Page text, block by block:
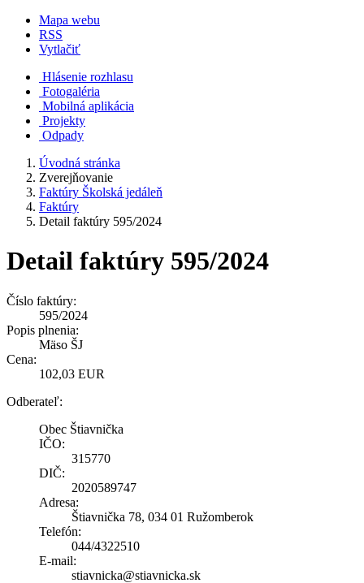
Mapa webu
RSS
Vytlačiť
Hlásenie rozhlasu
Fotogaléria
Mobilná aplikácia
Projekty
Odpady
Úvodná stránka
Zverejňovanie
Faktúry Školská jedáleň
Faktúry
Detail faktúry 595/2024
Detail faktúry 595/2024
Číslo faktúry:
595/2024
Popis plnenia:
Mäso ŠJ
Cena:
102,03 EUR
Odberateľ:
Obec Štiavnička
IČO:
315770
DIČ:
2020589747
Adresa:
Štiavnička 78, 034 01 Ružomberok
Telefón:
044/4322510
E-mail:
stiavnicka@stiavnicka.sk